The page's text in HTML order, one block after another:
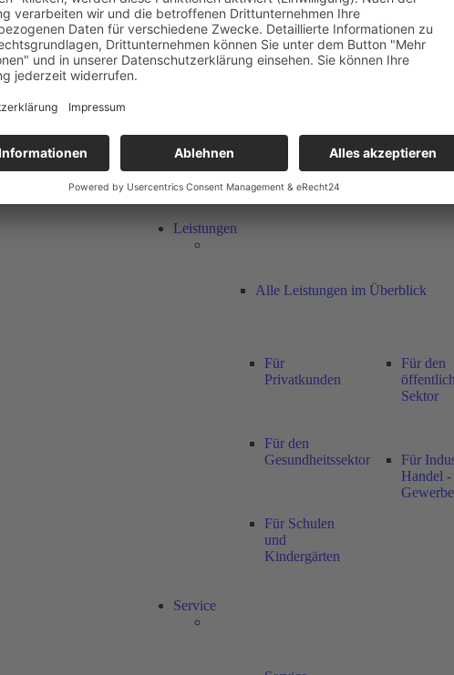
Wie wir arbeiten
Ihre Vorteile
Zertifikate &
Auszeichnungen
Leistungen
Alle Leistungen im Überblick
Für
Privatkunden
Für den
Gesundheitssektor
Für Schulen
und
Kindergärten
Für den
Sektor
Für
Handel -
Gewerbe
Service